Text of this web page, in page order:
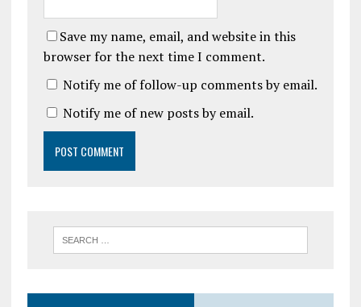
Save my name, email, and website in this
browser for the next time I comment.
Notify me of follow-up comments by email.
Notify me of new posts by email.